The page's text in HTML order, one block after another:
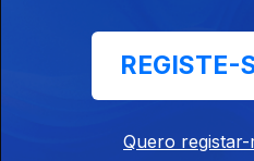
Cesariny 100 - "MÚSICA
REGISTE-
Quero registar-